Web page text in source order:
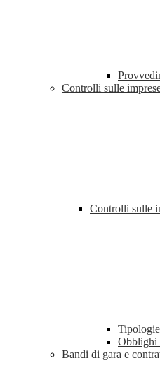
Controlli sulle
Controlli sulle
Obblighi
Bandi di gara e